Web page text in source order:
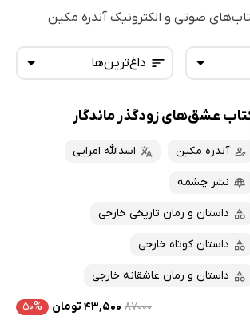
صوتی و الکترونیک آندره مکین
داغ‌ترین‌ها
تازه‌ها
داغ‌ترین‌ها
پربحث‌ها
ارزان ترین‌ها
عشق‌های زودگذر ماندگار
آندره مکین اسدالله امرایی
نشر چشمه
داستان و رمان تاریخی خارجی
داستان کوتاه خارجی
داستان و رمان عاشقانه خارجی
۸۷۰۰۰ ۴۳,۵۰۰ تومان ۵۰%